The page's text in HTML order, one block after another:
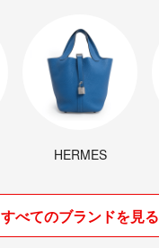
HERMES
すべてのブランドを見る